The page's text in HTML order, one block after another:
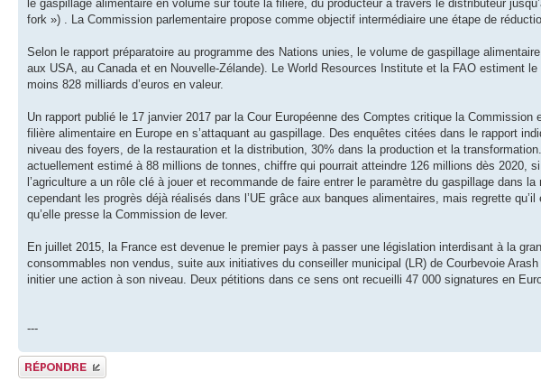
le gaspillage alimentaire en volume sur toute la filière, du producteur à travers le distributeur
fork ») . La Commission parlementaire propose comme objectif intermédiaire une étape de
Selon le rapport préparatoire au programme des Nations unies, le volume de gaspillage
aux USA, au Canada et en Nouvelle-Zélande). Le World Resources Institute et la FAO estiment
moins 828 milliards d’euros en valeur.
Un rapport publié le 17 janvier 2017 par la Cour Européenne des Comptes critique la
filière alimentaire en Europe en s’attaquant au gaspillage. Des enquêtes citées dans le rapport
niveau des foyers, de la restauration et la distribution, 30% dans la production et la
actuellement estimé à 88 millions de tonnes, chiffre qui pourrait atteindre 126 millions dès 2020,
l’agriculture a un rôle clé à jouer et recommande de faire entrer le paramètre du gaspillage dans
cependant les progrès déjà réalisés dans l’UE grâce aux banques alimentaires, mais regrette
qu’elle presse la Commission de lever.
En juillet 2015, la France est devenue le premier pays à passer une législation interdisant à la
consommables non vendus, suite aux initiatives du conseiller municipal (LR) de Courbevoie
initier une action à son niveau. Deux pétitions dans ce sens ont recueilli 47 000 signatures en
---
Répondre